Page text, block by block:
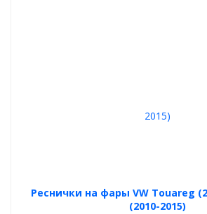
Реснички на фары VW Touareg
(2010-2015)